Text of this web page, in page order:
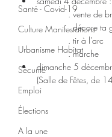
Santé - Covid-19
Culture Manifestations
Urbanisme Habitat
Sécurité
Emploi
Élections
A la une
. vente de
. décore ta
. tir à l'arc
. marche
dimanche 5
(Salle de Fêtes, de